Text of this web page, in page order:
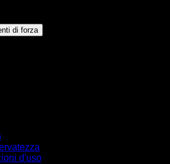
di forza
d'uso